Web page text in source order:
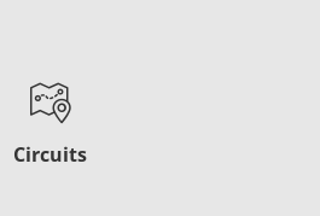
Circuits